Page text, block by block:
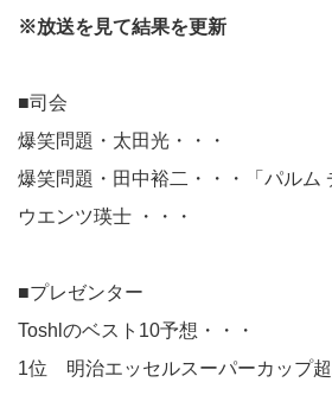
※放送を見て結果を更新
■司会
爆笑問題・太田光・・・
爆笑問題・田中裕二・・・「パルム
ウエンツ瑛士 ・・・
■プレゼンター
Toshlのベスト10予想・・・
1位 明治エッセルスーパーカップ